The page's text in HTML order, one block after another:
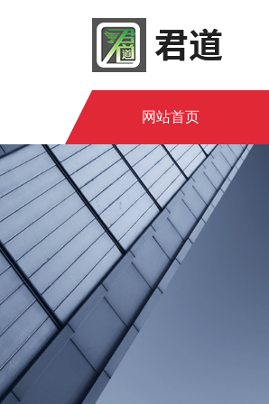
网站首页